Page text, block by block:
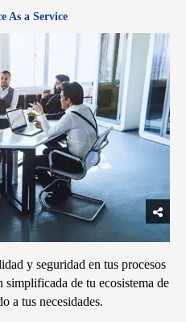
As a Service
y seguridad en tus procesos
simplificada de tu ecosistema de
a tus necesidades.